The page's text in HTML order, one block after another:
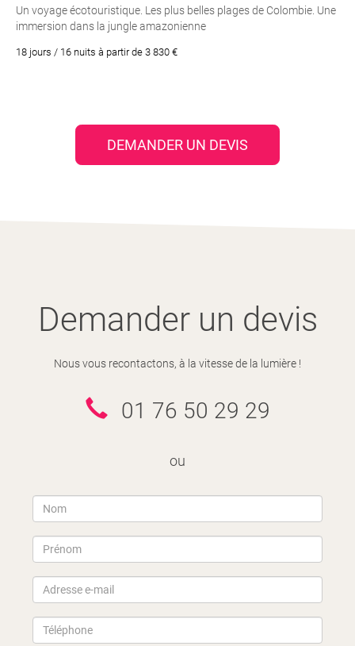
Un voyage écotouristique. Les plus belles plages de Colombie. Une
immersion dans la jungle amazonienne
18 jours / 16 nuits à partir de 3 830 €
DEMANDER UN DEVIS
Demander un devis
Nous vous recontactons, à la vitesse de la lumière !
01 76 50 29 29
ou